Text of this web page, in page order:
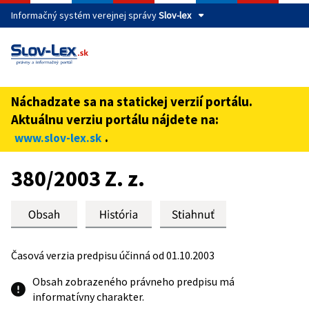
Informačný systém verejnej správySlov-lex
Táto stránka je zabezpečená
cez zabezpečenú webovú stránku verejnej správy SR.
Zabezpečená stránka vždy začína https:// pred názvom
domény webového sídla.
Náchadzate sa na statickej verzií portálu.
Aktuálnu verziu portálu nájdete na:
www.slov-lex.sk .
Preskoč na obsah
380/2003 Z. z.
Časová verzia predpisu účinná od 01.10.2003
Obsah zobrazeného právneho predpisu má
informatívny charakter.